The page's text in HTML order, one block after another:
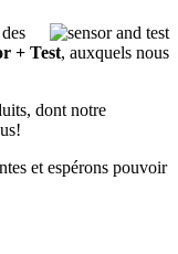
+ Test, auxquels nous
dont notre
et espérons pouvoir